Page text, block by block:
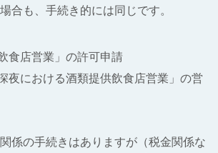
合も、手続き的には同じです。
飲食店営業」の許可申請
深夜における酒類提供飲食店営業」の営
係の手続きはありますが（税金関係な